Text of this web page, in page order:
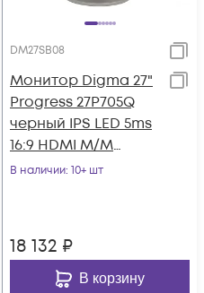
DM27SB08
Монитор Digma 27"
Progress 27P705Q
черный IPS LED 5ms
16:9 HDMI M/M
матовая HAS 300cd
В наличии: 10+ шт
18 132 ₽
В корзину